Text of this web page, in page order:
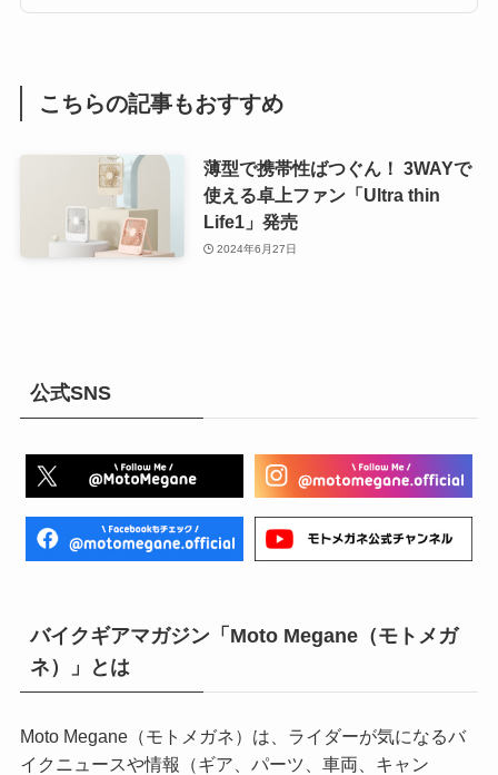
こちらの記事もおすすめ
薄型で携帯性ばつぐん！ 3WAYで
使える卓上ファン「Ultra thin
Life1」発売
2024年6月27日
公式SNS
バイクギアマガジン「Moto Megane（モトメガ
ネ）」とは
Moto Megane（モトメガネ）は、ライダーが気になるバ
イクニュースや情報（ギア、パーツ、車両、キャン